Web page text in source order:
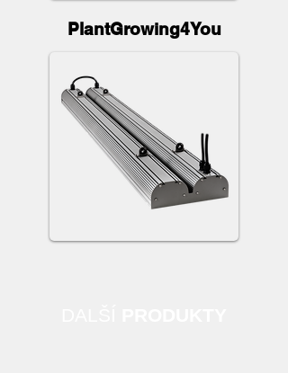
PlantGrowing4You